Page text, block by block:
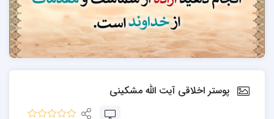
پوستر اخلاقی آیت الله مشکینی